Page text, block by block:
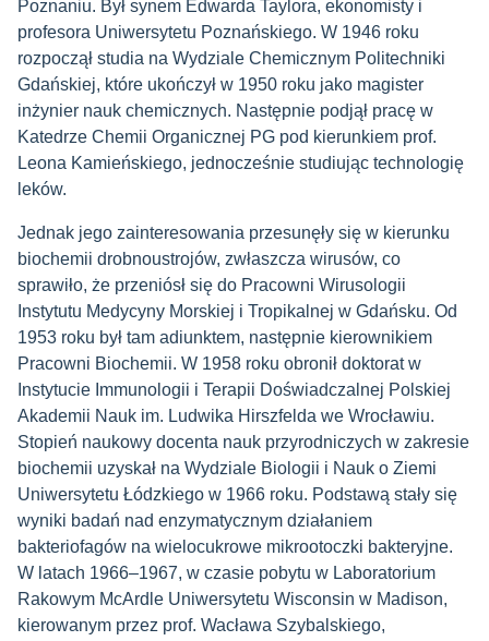
Poznaniu. Był synem Edwarda Taylora, ekonomisty i
profesora Uniwersytetu Poznańskiego. W 1946 roku
rozpoczął studia na Wydziale Chemicznym Politechniki
Gdańskiej, które ukończył w 1950 roku jako magister
inżynier nauk chemicznych. Następnie podjął pracę w
Katedrze Chemii Organicznej PG pod kierunkiem prof.
Leona Kamieńskiego, jednocześnie studiując technologię
leków.
Jednak jego zainteresowania przesunęły się w kierunku
biochemii drobnoustrojów, zwłaszcza wirusów, co
sprawiło, że przeniósł się do Pracowni Wirusologii
Instytutu Medycyny Morskiej i Tropikalnej w Gdańsku. Od
1953 roku był tam adiunktem, następnie kierownikiem
Pracowni Biochemii. W 1958 roku obronił doktorat w
Instytucie Immunologii i Terapii Doświadczalnej Polskiej
Akademii Nauk im. Ludwika Hirszfelda we Wrocławiu.
Stopień naukowy docenta nauk przyrodniczych w zakresie
biochemii uzyskał na Wydziale Biologii i Nauk o Ziemi
Uniwersytetu Łódzkiego w 1966 roku. Podstawą stały się
wyniki badań nad enzymatycznym działaniem
bakteriofagów na wielocukrowe mikrootoczki bakteryjne.
W latach 1966–1967, w czasie pobytu w Laboratorium
Rakowym McArdle Uniwersytetu Wisconsin w Madison,
kierowanym przez prof. Wacława Szybalskiego,